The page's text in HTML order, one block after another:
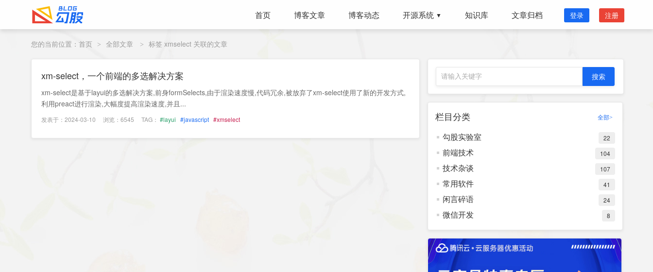
首页 博客文章 博客动态 开源系统 ▼ 知识库 文章归档 登录 注册
您的当前位置： 首页 > 全部文章 > 标签 xmselect 关联的文章
xm-select，一个前端的多选解决方案
xm-select是基于layui的多选解决方案,前身formSelects,由于渲染速度慢,代码冗余,被放弃了xm-select使用了新的开发方式,
利用preact进行渲染,大幅度提高渲染速度,并且...
发表于：2024-03-10 浏览：6545 TAG： #layui #javascript #xmselect 栏目分类 全部>
勾股实验室 22
前端技术 104
技术杂谈 107
常用软件 41
闲言碎语 24
微信开发 8